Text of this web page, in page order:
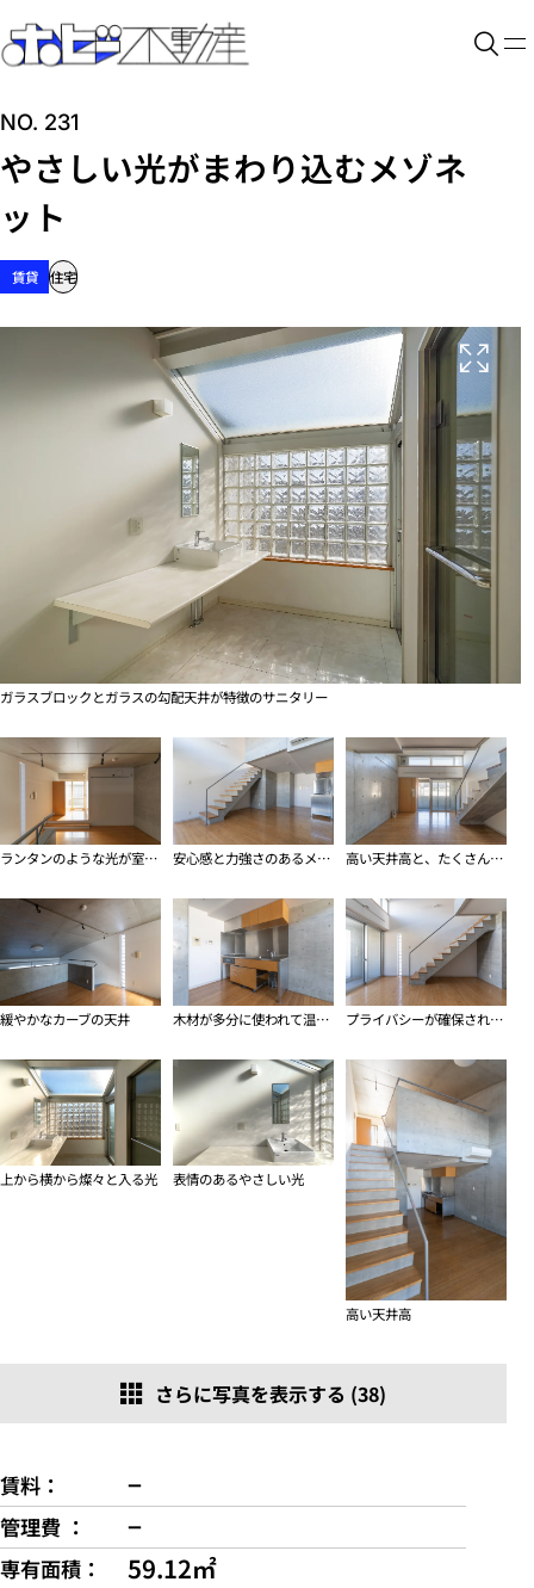
NO. 231
やさしい光がまわり込むメゾネ
ット
賃貸 住宅
ガラスブロックとガラスの勾配天井が特徴のサニタリー
ランタンのような光が室内にまわり込む上階 安心感と力強さのあるメゾネット 高い天井高と、たくさんの採光部分
緩やかなカーブの天井 木材が多分に使われて温かみあるキッチン プライバシーが確保された採光
上から横から燦々と入る光 表情のあるやさしい光
高い天井高
さらに写真を表示する (38)
賃料 −
管理費 −
専有面積 59.12㎡